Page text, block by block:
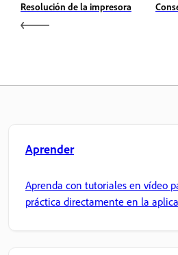
Resolución de la impresora
Aprender
Aprenda con tutoriales en vídeo
práctica directamente en la